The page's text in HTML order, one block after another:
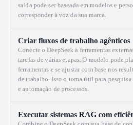
saída pode ser baseada em modelos e
corresponder à voz da sua marca.
Criar fluxos de trabalho agênticos
Conecte o DeepSeek a ferramentas
tarefas de várias etapas. O modelo pode
ferramentas e se ajustar com base nos
de trabalho. Isso o torna útil para
e automação de processos.
Executar sistemas RAG com